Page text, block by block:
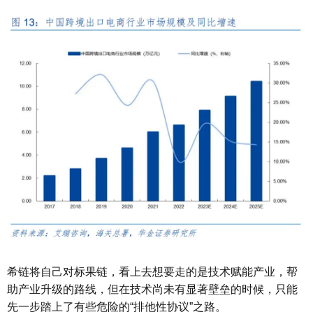
希链将自己对标果链，看上去想要走的是技术赋能产业，帮
助产业升级的路线，但在技术尚未有显著壁垒的时候，只能
先一步踏上了有些危险的“排他性协议”之路。